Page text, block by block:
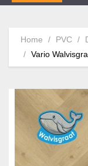
Home PVC
Vario